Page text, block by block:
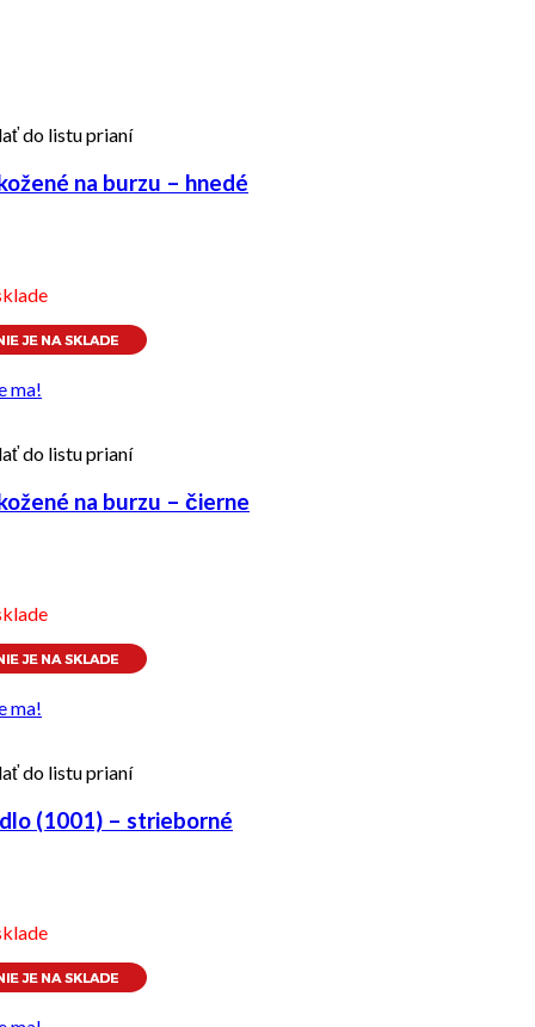
do listu prianí
na burzu – hnedé
ma!
do listu prianí
na burzu – čierne
ma!
do listu prianí
(1001) – strieborné